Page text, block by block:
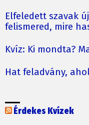
Elfeledett szavak
felismered, mire
Kvíz: Ki mondta?
Hat feladvány,
Érdekes Kvízek